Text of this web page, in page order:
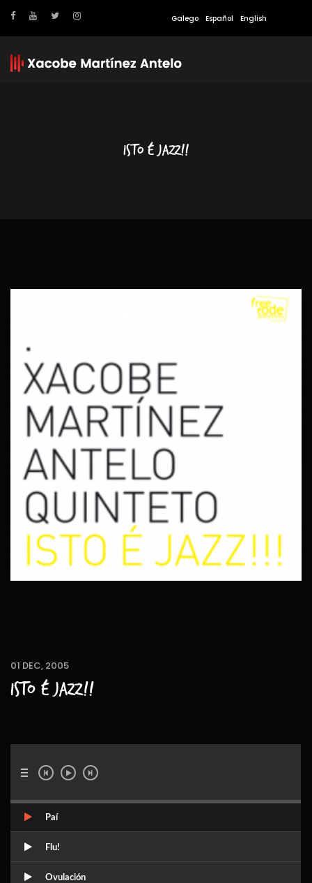
Galego Español English
Isto é Jazz!!
01 DEC, 2005
Isto é Jazz!!
Paí
Flu!
Ovulación